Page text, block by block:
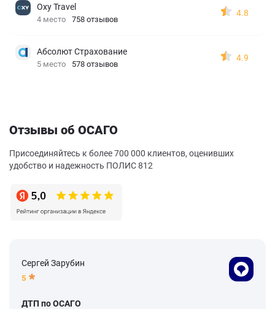
Oxy Travel
4 место 758 отзывов
4.8
Абсолют Страхование
5 место 578 отзывов
4.9
Отзывы об ОСАГО
Присоединяйтесь к более 700 000 клиентов, оценивших
удобство и надежность ПОЛИС 812
Сергей Зарубин
5
ДТП по ОСАГО